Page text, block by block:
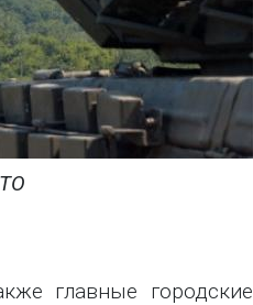
главные городские